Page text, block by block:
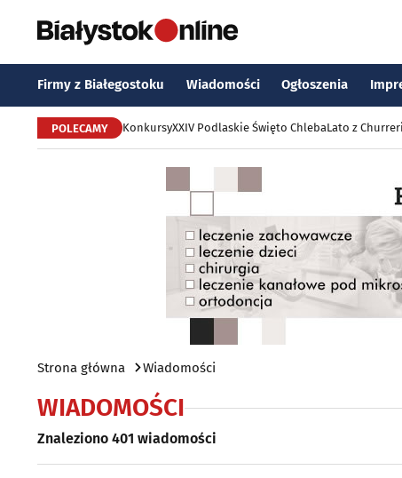
Firmy z Białegostoku Wiadomości Ogłoszenia
POLECAMY KonkursyXXIV Podlaskie Święto ChlebaLato z
Strona główna Wiadomości
WIADOMOŚCI
Znaleziono 401 wiadomości